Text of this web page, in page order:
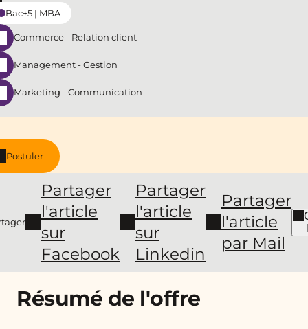
Postuler
Partager
l'article
sur
Facebook
Partager
l'article
sur
Linkedin
Partager
l'article
par Mail
Bac+5 | MBA
Commerce - Relation client
Management - Gestion
Marketing - Communication
Résumé de l'offre